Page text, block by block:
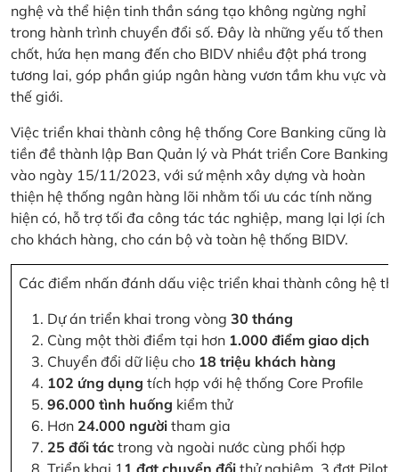
nghệ và thể hiện tinh thần sáng tạo không ngừng nghỉ
trong hành trình chuyển đổi số. Đây là những yếu tố then
chốt, hứa hẹn mang đến cho BIDV nhiều đột phá trong
tương lai, góp phần giúp ngân hàng vươn tầm khu vực và
thế giới.
Việc triển khai thành công hệ thống Core Banking cũng là
tiền đề thành lập Ban Quản lý và Phát triển Core Banking
vào ngày 15/11/2023, với sứ mệnh xây dựng và hoàn
thiện hệ thống ngân hàng lõi nhằm tối ưu các tính năng
hiện có, hỗ trợ tối đa công tác tác nghiệp, mang lại lợi ích
cho khách hàng, cho cán bộ và toàn hệ thống BIDV.
Các điểm nhấn đánh dấu việc triển khai thành công hệ
Dự án triển khai trong vòng 30 tháng
Cùng một thời điểm tại hơn 1.000 điểm giao dịch
Chuyển đổi dữ liệu cho 18 triệu khách hàng
102 ứng dụng tích hợp với hệ thống Core Profile
96.000 tình huống kiểm thử
Hơn 24.000 người tham gia
25 đối tác trong và ngoài nước cùng phối hợp